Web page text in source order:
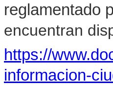
reglamentado
encuentran
https://
informacion-